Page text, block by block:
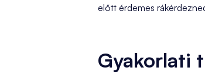
előtt érdemes
Gyakorlati